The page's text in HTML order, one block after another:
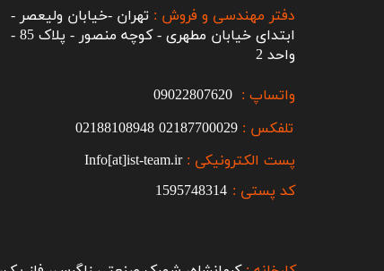
تلفکس : 02187700029
02188108948
پست الکترونیکی :Info[at]ist-team.ir
واتساپ :
دفتر مهندسی و فروش : تهران -خیابان ولیعصر -
ابتدای خیابان مطهری - کوچه منصور - پلاک 85 -
واحد 2
کد پستی : 1595748314